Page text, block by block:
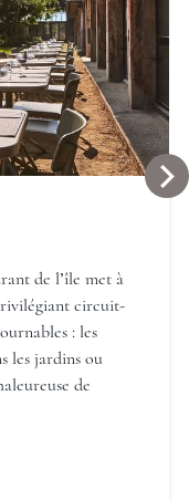
de l’île met à
circuit-
: les
les jardins ou
de